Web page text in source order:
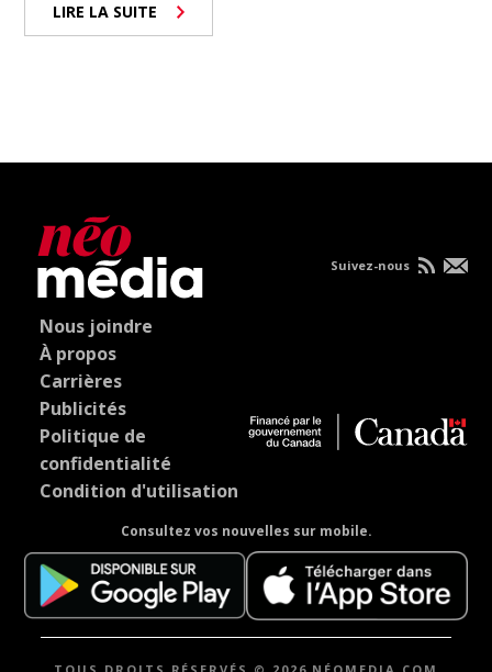
LIRE LA SUITE
Nous joindre
À propos
Carrières
Publicités
Politique de
confidentialité
Condition d'utilisation
Consultez vos nouvelles sur mobile.
Suivez-nous